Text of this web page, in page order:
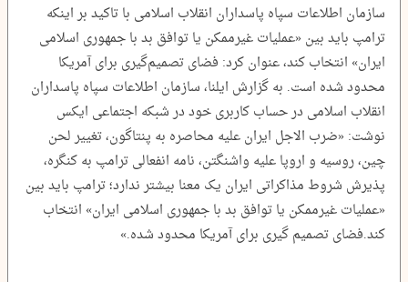
سازمان اطلاعات سپاه پاسداران انقلاب اسلامی با تاکید بر اینکه
ترامپ باید بین «عملیات غیرممکن یا توافق بد با جمهوری اسلامی
ایران» انتخاب کند، عنوان کرد: فضای تصمیم‌گیری برای آمریکا
محدود شده است. به گزارش ایلنا، سازمان اطلاعات سپاه پاسداران
انقلاب اسلامی در حساب کاربری خود در شبکه اجتماعی ایکس
نوشت: «ضرب الاجل ایران علیه محاصره به پنتاگون، تغییر لحن
چین، روسیه و اروپا علیه واشنگتن، نامه انفعالی ترامپ به کنگره،
پذیرش شروط مذاکراتی ایران یک معنا بیشتر ندارد؛ ترامپ باید بین
«عملیات غیرممکن یا توافق بد با جمهوری اسلامی ایران» انتخاب
کند.فضای تصمیم گیری برای آمریکا محدود شده.»